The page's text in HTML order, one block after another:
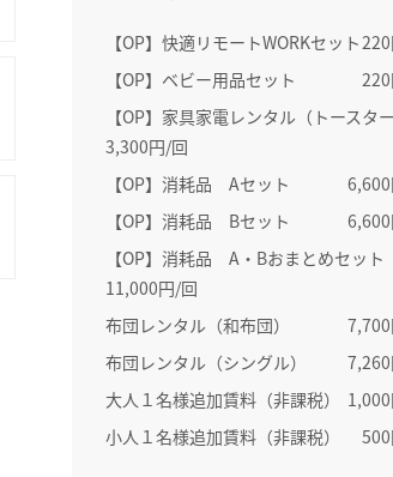
【OP】快適リモートWORKセット
【OP】ベビー用品セット
【OP】家具家電レンタル（トースター
3,300円/回
【OP】消耗品 Aセット
【OP】消耗品 Bセット
【OP】消耗品 A・Bおまとめセット
11,000円/回
布団レンタル（和布団）
布団レンタル（シングル）
大人１名様追加賃料（非課税）
小人１名様追加賃料（非課税）